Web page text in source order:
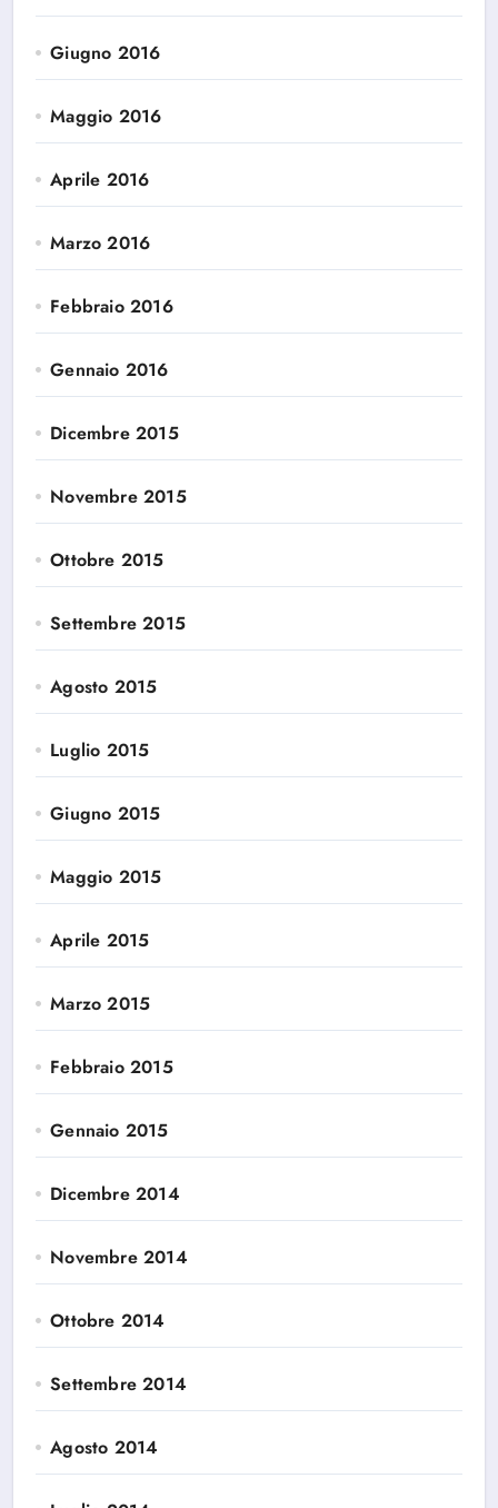
Giugno 2016
Maggio 2016
Aprile 2016
Marzo 2016
Febbraio 2016
Gennaio 2016
Dicembre 2015
Novembre 2015
Ottobre 2015
Settembre 2015
Agosto 2015
Luglio 2015
Giugno 2015
Maggio 2015
Aprile 2015
Marzo 2015
Febbraio 2015
Gennaio 2015
Dicembre 2014
Novembre 2014
Ottobre 2014
Settembre 2014
Agosto 2014